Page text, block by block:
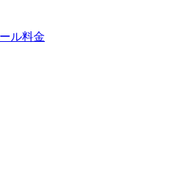
ル料金